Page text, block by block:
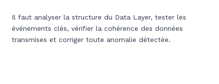
Il faut analyser la structure du Data Layer, tester les
événements clés, vérifier la cohérence des données
transmises et corriger toute anomalie détectée.